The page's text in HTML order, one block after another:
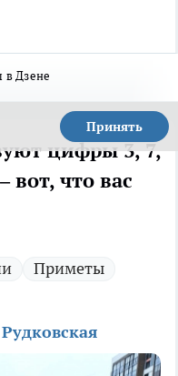
Дзене
Принять
цифры 3, 7,
вот, что вас
Приметы